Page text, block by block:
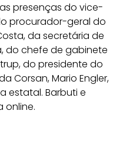
presenças do vice-
procurador-geral do
da secretária de
do chefe de gabinete
do presidente do
Corsan, Mario Engler,
estatal. Barbuti e
online.